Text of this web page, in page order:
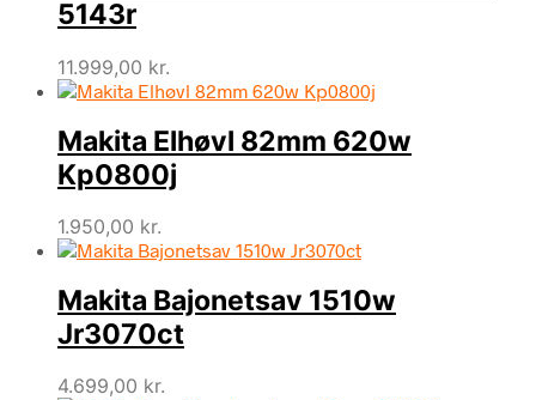
5143r
11.999,00 kr.
Makita Elhøvl 82mm 620w
Kp0800j
1.950,00 kr.
Makita Bajonetsav 1510w
Jr3070ct
4.699,00 kr.